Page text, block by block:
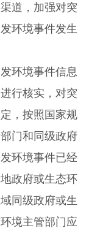
道，加强对突
环境事件发生
环境事件信息
行核实，对突
，按照国家规
门和同级政府
环境事件已经
政府或生态环
同级政府或生
境主管部门应